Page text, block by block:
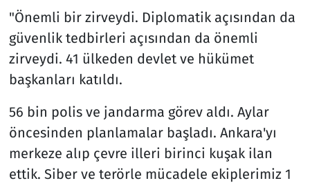
"Önemli bir zirveydi. Diplomatik açısından da
güvenlik tedbirleri açısından da önemli
zirveydi. 41 ülkeden devlet ve hükümet
başkanları katıldı.
56 bin polis ve jandarma görev aldı. Aylar
öncesinden planlamalar başladı. Ankara'yı
merkeze alıp çevre illeri birinci kuşak ilan
ettik. Siber ve terörle mücadele ekiplerimiz 1